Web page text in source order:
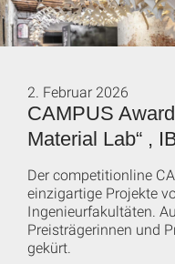
CAMPUS
Material Lab“ ,
2. Februar 2026
Der competitionline
einzigartige Projekte
Ingenieurfakultäten.
Preisträgerinnen und
gekürt.